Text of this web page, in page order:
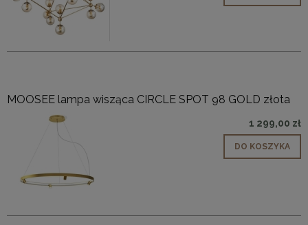
MOOSEE lampa wisząca CIRCLE SPOT 98 GOLD złota
1 299,00 zł
DO KOSZYKA